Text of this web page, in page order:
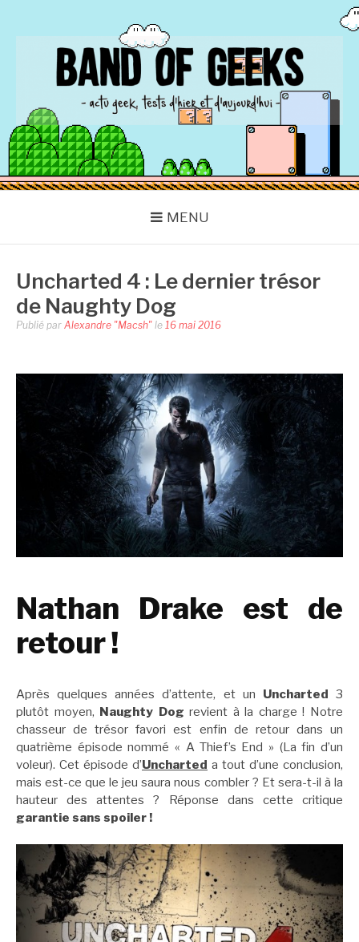
BAND OF GEEKS
Actu Geek d'hier et d'aujourd'hui
MENU
Uncharted 4 : Le dernier trésor
de Naughty Dog
Publié par Alexandre "Macsh" le 16 mai 2016
Nathan Drake est de
retour !
Après quelques années d’attente, et un Uncharted 3
plutôt moyen, Naughty Dog revient à la charge ! Notre
chasseur de trésor favori est enfin de retour dans un
quatrième épisode nommé « A Thief’s End » (La fin d’un
voleur). Cet épisode d’Uncharted a tout d’une conclusion,
mais est-ce que le jeu saura nous combler ? Et sera-t-il à la
hauteur des attentes ? Réponse dans cette critique
garantie sans spoiler !